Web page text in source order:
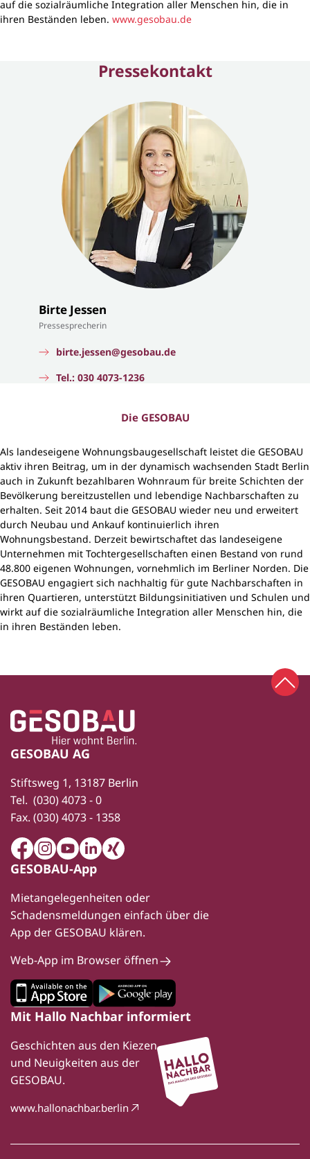
auf die sozialräumliche Integration aller Menschen hin, die in
ihren Beständen leben. www.gesobau.de
Pressekontakt
Birte Jessen
Pressesprecherin
birte.jessen@gesobau.de
Tel.: 030 4073-1236
Die GESOBAU
Als landeseigene Wohnungsbaugesellschaft leistet die GESOBAU
aktiv ihren Beitrag, um in der dynamisch wachsenden Stadt Berlin
auch in Zukunft bezahlbaren Wohnraum für breite Schichten der
Bevölkerung bereitzustellen und lebendige Nachbarschaften zu
erhalten. Seit 2014 baut die GESOBAU wieder neu und erweitert
durch Neubau und Ankauf kontinuierlich ihren
Wohnungsbestand. Derzeit bewirtschaftet das landeseigene
Unternehmen mit Tochtergesellschaften einen Bestand von rund
48.800 eigenen Wohnungen, vornehmlich im Berliner Norden. Die
GESOBAU engagiert sich nachhaltig für gute Nachbarschaften in
ihren Quartieren, unterstützt Bildungsinitiativen und Schulen und
wirkt auf die sozialräumliche Integration aller Menschen hin, die
in ihren Beständen leben.
Fußbereich
Zur Startseite
GESOBAU AG
Stiftsweg 1, 13187 Berlin
Tel. (030) 4073 - 0
Fax. (030) 4073 - 1358
FacebookInstagram
YoutubeLinkedIn
Xing
GESOBAU-App
Mietangelegenheiten oder
Schadensmeldungen einfach über die
App der GESOBAU klären.
Web-App im Browser öffnen
Mit Hallo Nachbar informiert
Geschichten aus den Kiezen
und Neuigkeiten aus der
GESOBAU.
www.hallonachbar.berlin